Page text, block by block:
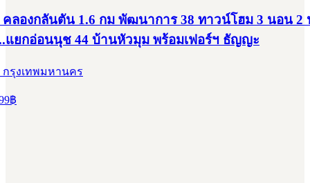
คลองกลันตัน 1.6 กม พัฒนาการ 38 ทาวน์โฮม 3 นอน 2
แยกอ่อนนุช 44 บ้านหัวมุม พร้อมเฟอร์ฯ ธัญญะ
กรุงเทพมหานคร
฿